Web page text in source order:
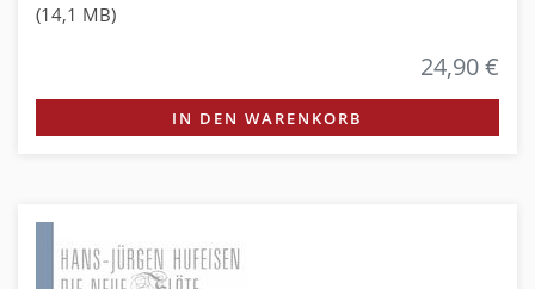
(14,1 MB)
24,90 €
IN DEN WARENKORB